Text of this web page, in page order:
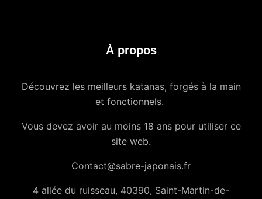
À propos
Découvrez les meilleurs katanas, forgés à la main
et fonctionnels.
Vous devez avoir au moins 18 ans pour utiliser ce
site web.
Contact@sabre-japonais.fr
4 allée du ruisseau, 40390, Saint-Martin-de-